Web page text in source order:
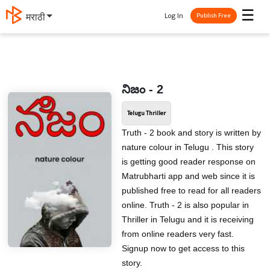
मराठी ☰
Log In Publish Free
నిజం - 2
Telugu Thriller
Truth - 2 book and story is written by
nature colour in Telugu . This story
is getting good reader response on
Matrubharti app and web since it is
published free to read for all readers
online. Truth - 2 is also popular in
Thriller in Telugu and it is receiving
from online readers very fast.
Signup now to get access to this
story.